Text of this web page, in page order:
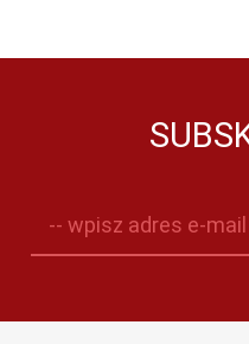
-- wpisz adres e-mail